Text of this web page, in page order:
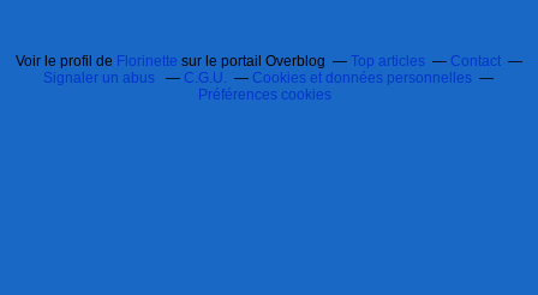
Voir le profil de Florinette sur le portail Overblog Top articles
Contact
Signaler un abus
C.G.U.
Cookies et données personnelles
Préférences cookies